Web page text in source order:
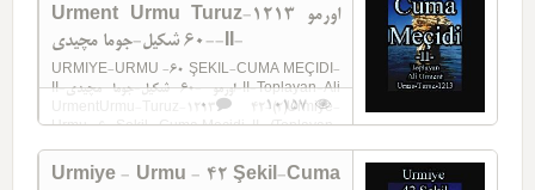
Urment Urmu Turuz-1213 اورمو
-60 شکیل-جوما مچیدی-II-
URMIYE-URMU -60 ŞEKIL-CUMA MEÇIDI-
II-اورمو -60 شکیل-جوما مچیدی-II-Toplayan-Ali
UrmentUrmu-Turuz-1213 42-(2)Urmiye-
Urmu -60 Şekil- Cuma Meçidi-II- (Toplayan-
Ali Urment) (Urmu-Turuz-1213)
10157
0
Urmiye - Urmu - 42 Şekil-Cuma